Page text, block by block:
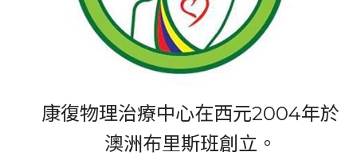
康復物理治療中心在西元2004年於
澳洲布里斯班創立。